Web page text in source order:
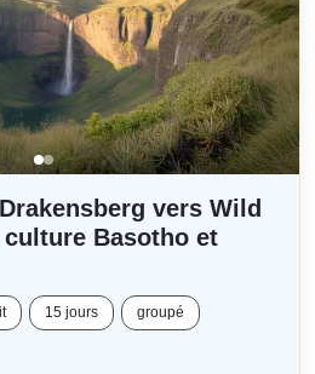
vers Wild
Basotho et
15 jours groupé